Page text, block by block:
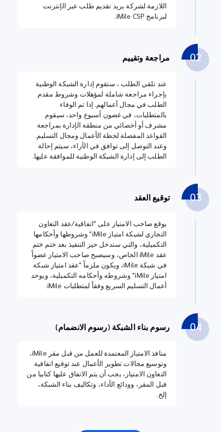
اللازمة لشركة بريد تقديم طلب عبر الإنترنت
لبرنامج iMile CSP.
02 مراجعة وتقييم
عند تلقي الطلب ، ستقوم إدارة الشبكة الوطنية
بإجراء مراجعة شاملة لمؤهلات وشروط مقدم
الطلب في مجال أعمالهم. إذا تم الوفاء
بالمتطلبات، في غضون أسبوع واحد، سيقوم
مشرف أو أخصائي من منطقة الإدارة بمراجعة
القواعد المفصلة لخطة الأعمال ومجال التسليم.
وعند التوصل إلى توافق في الآراء، سيتم إحالة
الطلب إلى إدارة الشبكة الوطنية للموافقة عليها.
03 توقيع العقد
يوقع صاحب الامتياز على "اتفاقية/عقد التعاون
التجاري لشبكة امتياز iMile" وشروطها وأحكامها
التكميلية، والتي ستدخل حيز التنفيذ بعد ختم ختم
عقد iMile الخاص، وسيصبح صاحب الامتياز عضواً
في شبكة iMile، ويكون ملزماً "عقد امتياز شبكة
امتياز iMile" وشروطه وأحكامه التكميلية، ويوحد
أعمال التسليم السريع وفقاً لمتطلبات iMile.
04 رسوم بناء الشبكة (رسوم الانضمام)
منافذ الامتياز المعتمدة للعمل من قبل مقر iMile،
وتوسيع مجالات تطوير الأعمال عند توقيع اتفاقية
التعاون الامتياز، يجب أن يتم الاتفاق عليها كتابيا من
قبل المقر، وودائع الأداء، وتكاليف بناء الشبكة،
إلخ.